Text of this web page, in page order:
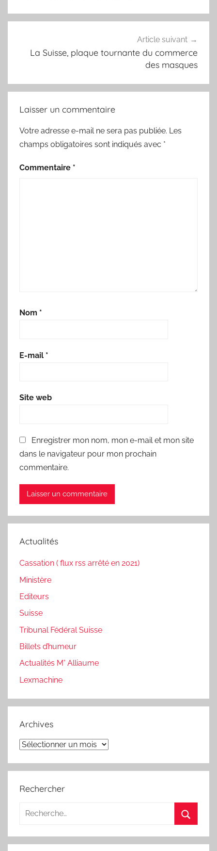
Article suivant
La Suisse, plaque tournante du commerce
des masques
Laisser un commentaire
Votre adresse e-mail ne sera pas publiée. Les
champs obligatoires sont indiqués avec *
Commentaire *
Nom *
E-mail *
Site web
Enregistrer mon nom, mon e-mail et mon site
dans le navigateur pour mon prochain
commentaire.
Actualités
Cassation ( flux rss arrêté en 2021)
Ministère
Editeurs
Suisse
Tribunal Fédéral Suisse
Billets d’humeur
Actualités M° Alliaume
Lexmachine
Archives
Archives
Rechercher
Recherche
: